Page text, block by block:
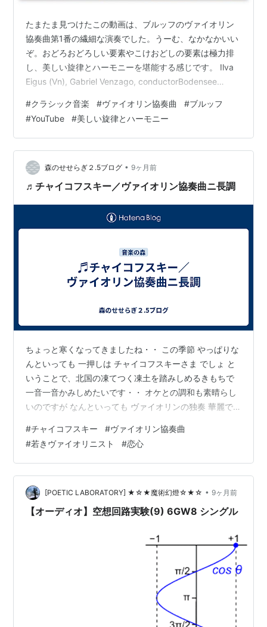
たまたま見つけたこの動画は、ブルッフのヴァイオリン
協奏曲第1番の繊細な演奏でした。うーむ、なかなかいい
ぞ。おどろおどろしい要素やこけおどしの要素は極力排
し、美しい旋律とハーモニーを堪能する感じです。 Ilva
Eigus (Vn), Gabriel Venzago, conductorBodensee
youtu.be 世の中にはブルッフのヴァイオリン協奏曲第1
番の録音はたくさんあるけれど、そうか、こういう演奏
もあるのだな。 大学病院の窓から見える秋景色 11月11日
撮影 写真は、大学病院の窓…
#クラシック音楽 #ヴァイオリン協奏曲 #ブルッフ
#YouTube #美しい旋律とハーモニー
森のせせらぎ２.5ブログ • 9ヶ月前
♬チャイコフスキー／ヴァイオリン協奏曲ニ長調
ちょっと寒くなってきましたね・・ この季節 やっぱりな
んといっても 一押しは チャイコフスキーさま でしょ と
いうことで、北国の凍てつく凍土を踏みしめるきもちで
一音一音かみしめたいです・・ オケとの調和も素晴らし
いのですが なんといっても ヴァイオリンの独奏 華麗で
リンの音色は 狂気に近い凄みがあります。。 この曲 最
初のころは 技巧的すぎて？演奏不可能って 評判ひどく悪
かったらしい それが 時間の経過とともに 人気が出て ガ
ラッと評価が変わったみたいです・・ この曲には 秘話が
あって、、 チャイコフスキーさま 若い男性ヴァイオリニ
スト…
#チャイコフスキー #ヴァイオリン協奏曲
#若きヴァイオリニスト #恋心
[POETIC LABORATORY] ★☆★魔術幻燈☆★☆ • 9ヶ月前
【オーディオ】空想回路実験(9) 6GW8 シングル